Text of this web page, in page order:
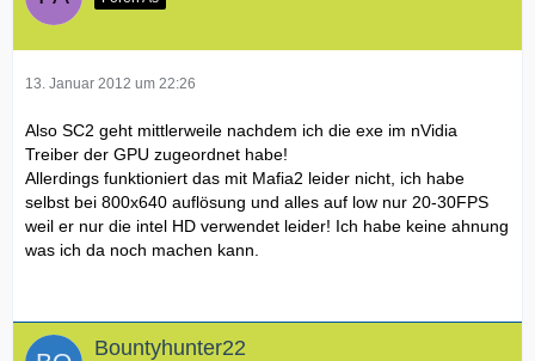
13. Januar 2012 um 22:26
Also SC2 geht mittlerweile nachdem ich die exe im nVidia
Treiber der GPU zugeordnet habe!
Allerdings funktioniert das mit Mafia2 leider nicht, ich habe
selbst bei 800x640 auflösung und alles auf low nur 20-30FPS
weil er nur die intel HD verwendet leider! Ich habe keine ahnung
was ich da noch machen kann.
Bountyhunter22